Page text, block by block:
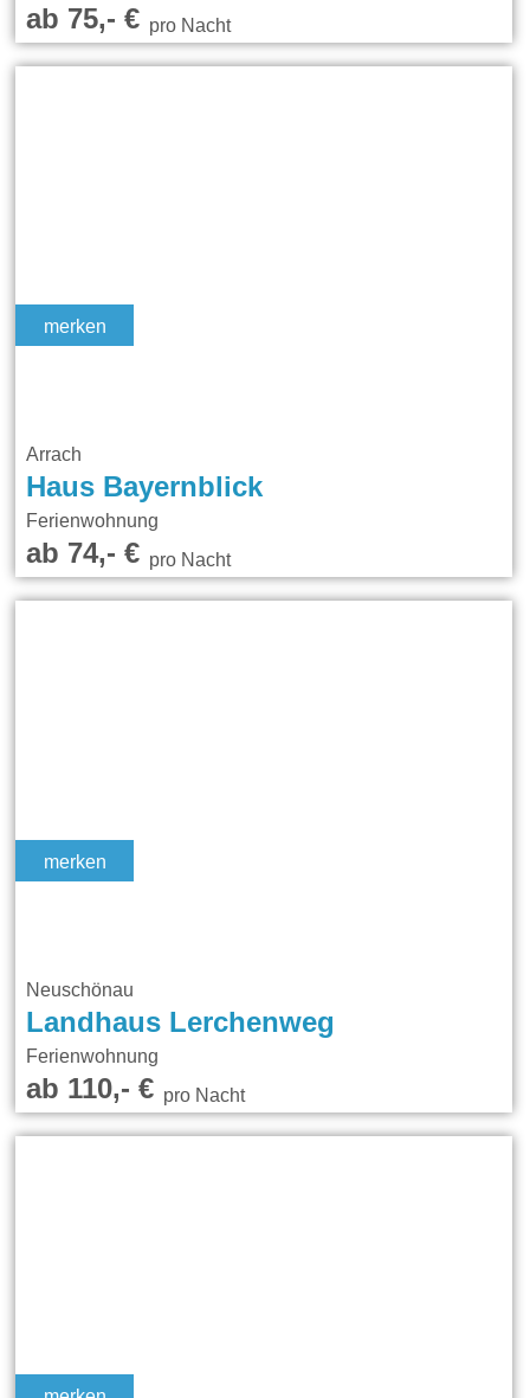
ab 75,- €pro Nacht
merken
Arrach
Haus Bayernblick
Ferienwohnung
ab 74,- €pro Nacht
merken
Neuschönau
Landhaus Lerchenweg
Ferienwohnung
ab 110,- €pro Nacht